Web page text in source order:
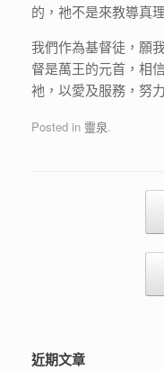
的，祂不是來教導真
我們作為基督徒，願
督是萬王的元首，相
衪，以愛及服務，努
Posted in 靈泉.
Post
近期文章